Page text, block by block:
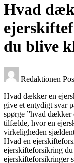
Hvad
du blive
Redaktionen
Hvad dækker en
give et entydigt svar
spørge ”hvad dækker
tilfælde, hvor en
virkeligheden
Hvad en
ejerskifteforsikring
ejerskifteforsikringer